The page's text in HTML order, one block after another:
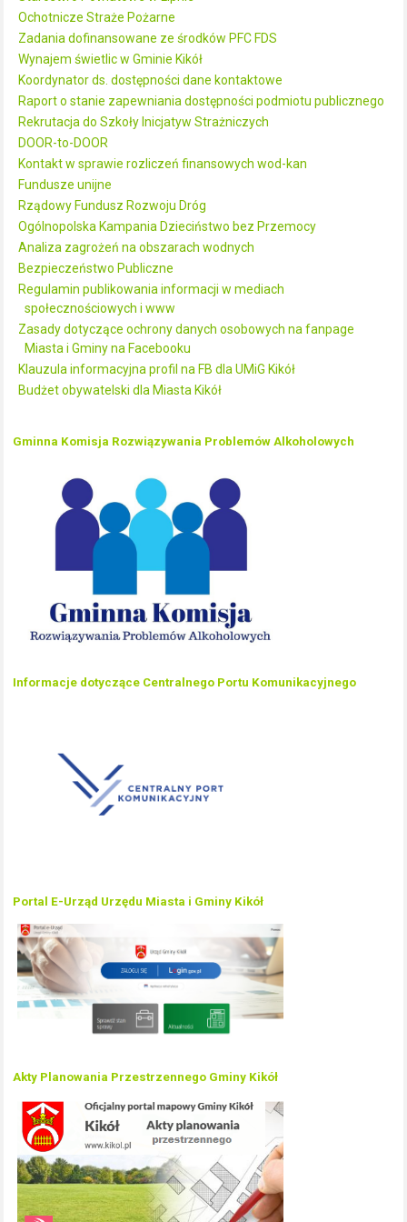
Ochotnicze Straże Pożarne
Zadania dofinansowane ze środków PFC FDS
Wynajem świetlic w Gminie Kikół
Koordynator ds. dostępności dane kontaktowe
Raport o stanie zapewniania dostępności podmiotu publicznego
Rekrutacja do Szkoły Inicjatyw Strażniczych
DOOR-to-DOOR
Kontakt w sprawie rozliczeń finansowych wod-kan
Fundusze unijne
Rządowy Fundusz Rozwoju Dróg
Ogólnopolska Kampania Dzieciństwo bez Przemocy
Analiza zagrożeń na obszarach wodnych
Bezpieczeństwo Publiczne
Regulamin publikowania informacji w mediach
społecznościowych i www
Zasady dotyczące ochrony danych osobowych na fanpage
Miasta i Gminy na Facebooku
Klauzula informacyjna profil na FB dla UMiG Kikół
Budżet obywatelski dla Miasta Kikół
Gminna Komisja Rozwiązywania Problemów Alkoholowych
Informacje dotyczące Centralnego Portu Komunikacyjnego
Portal E-Urząd Urzędu Miasta i Gminy Kikół
Akty Planowania Przestrzennego Gminy Kikół